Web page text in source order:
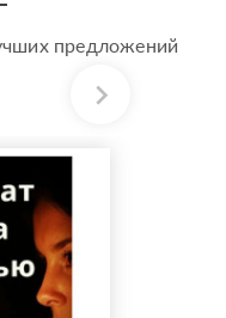
предложений